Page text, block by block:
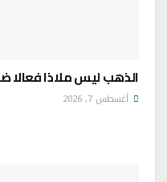
الذهب ليس ملاذا فعالا
أغسطس 7, 2026